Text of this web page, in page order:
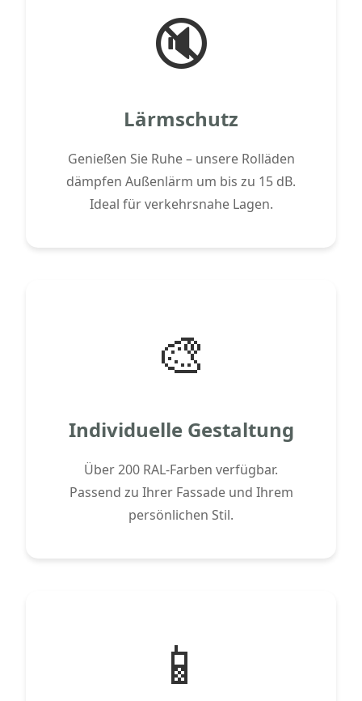
🔇
Lärmschutz
Genießen Sie Ruhe – unsere Rolläden
dämpfen Außenlärm um bis zu 15 dB.
Ideal für verkehrsnahe Lagen.
🎨
Individuelle Gestaltung
Über 200 RAL-Farben verfügbar.
Passend zu Ihrer Fassade und Ihrem
persönlichen Stil.
📱